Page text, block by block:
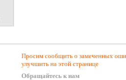
Просим сообщить о замеченных
улучшить на этой странице
Обращайтесь к нам